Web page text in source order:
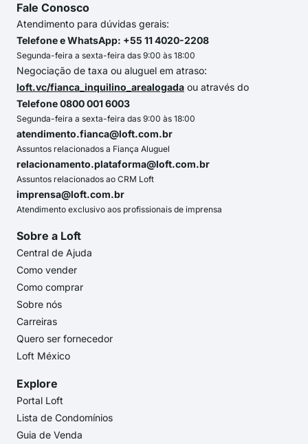
Fale Conosco
Atendimento para dúvidas gerais:
Telefone e WhatsApp: +55 11 4020-2208
Segunda-feira a sexta-feira das 9:00 às 18:00
Negociação de taxa ou aluguel em atraso:
loft.vc/fianca_inquilino_arealogada ou através do
Telefone 0800 001 6003
Segunda-feira a sexta-feira das 9:00 às 18:00
atendimento.fianca@loft.com.br
Assuntos relacionados a Fiança Aluguel
relacionamento.plataforma@loft.com.br
Assuntos relacionados ao CRM Loft
imprensa@loft.com.br
Atendimento exclusivo aos profissionais de imprensa
Sobre a Loft
Central de Ajuda
Como vender
Como comprar
Sobre nós
Carreiras
Quero ser fornecedor
Loft México
Explore
Portal Loft
Lista de Condomínios
Guia de Venda